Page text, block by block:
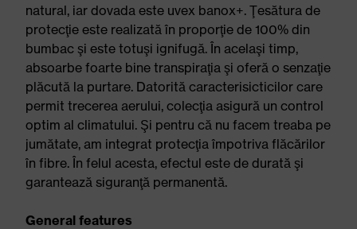
natural, iar dovada este uvex banox+. Ţesătura de
protecţie este realizată în proporţie de 100% din
bumbac şi este totuşi ignifugă. În acelaşi timp,
absoarbe foarte bine transpiraţia şi oferă o senzaţie
plăcută la purtare. Datorită caracterisicticilor care
permit trecerea aerului, colecţia asigură un control
optim al climatului. Şi pentru că nu facem treaba pe
jumătate, am integrat protecţia împotriva flăcărilor
în fibre. În felul acesta, efectul este de durată şi
garantează siguranţă permanentă.
General features